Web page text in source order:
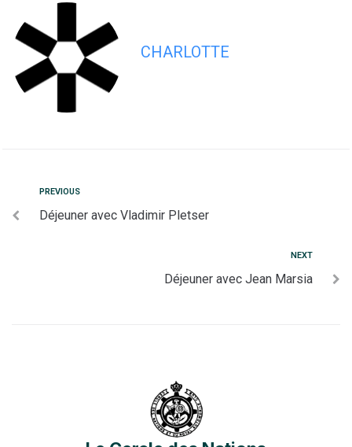
CHARLOTTE
PREVIOUS
Déjeuner avec Vladimir Pletser
NEXT
Déjeuner avec Jean Marsia